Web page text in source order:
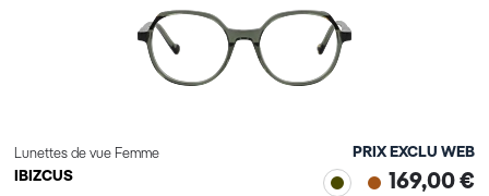
Lunettes de vue Femme
IBIZCUS
PRIX EXCLU WEB
169,00 €